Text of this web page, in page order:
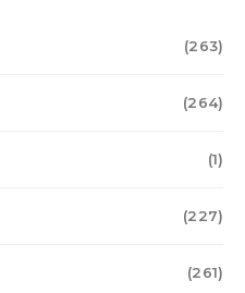
(263)
(264)
(1)
(227)
(261)